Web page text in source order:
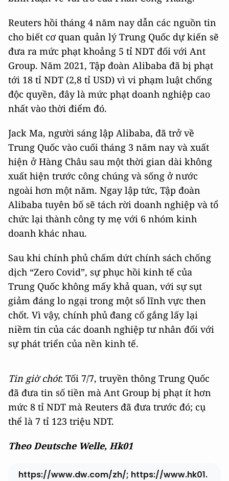
Reuters hồi tháng 4 năm nay dẫn các nguồn tin
cho biết cơ quan quản lý Trung Quốc dự kiến ​​sẽ
đưa ra mức phạt khoảng 5 tỉ NDT đối với Ant
Group. Năm 2021, Tập đoàn Alibaba đã bị phạt
tới 18 tỉ NDT (2,8 tỉ USD) vì vi phạm luật chống
độc quyền, đây là mức phạt doanh nghiệp cao
nhất vào thời điểm đó.
Jack Ma, người sáng lập Alibaba, đã trở về
Trung Quốc vào cuối tháng 3 năm nay và xuất
hiện ở Hàng Châu sau một thời gian dài không
xuất hiện trước công chúng và sống ở nước
ngoài hơn một năm. Ngay lập tức, Tập đoàn
Alibaba tuyên bố sẽ tách rời doanh nghiệp và tổ
chức lại thành công ty mẹ với 6 nhóm kinh
doanh khác nhau.
Sau khi chính phủ chấm dứt chính sách chống
dịch “Zero Covid”, sự phục hồi kinh tế của
Trung Quốc không mấy khả quan, với sự sụt
giảm đáng lo ngại trong một số lĩnh vực then
chốt. Vì vậy, chính phủ đang cố gắng lấy lại
niềm tin của các doanh nghiệp tư nhân đối với
sự phát triển của nền kinh tế.
Tin giờ chót: Tối 7/7, truyền thông Trung Quốc
đã đưa tin số tiền mà Ant Group bị phạt ít hơn
mức 8 tỉ NDT mà Reuters đã đưa trước đó; cụ
thể là 7 tỉ 123 triệu NDT.
Theo Deutsche Welle, Hk01
https://www.dw.com/zh/; https://www.hk01.